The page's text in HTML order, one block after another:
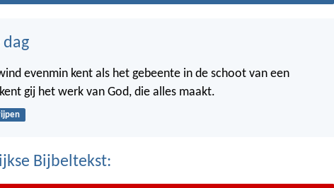
evenmin kent als het gebeente in de schoot van een
gij het werk van God, die alles maakt.
Bijbeltekst: